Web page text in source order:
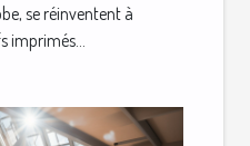
se réinventent à
imprimés...